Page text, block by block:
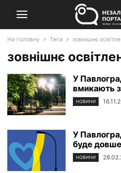
На головну Теги зовнішнє
зовнішнє
У
вмикають
НОВИНИ
У
буде довше
НОВИНИ